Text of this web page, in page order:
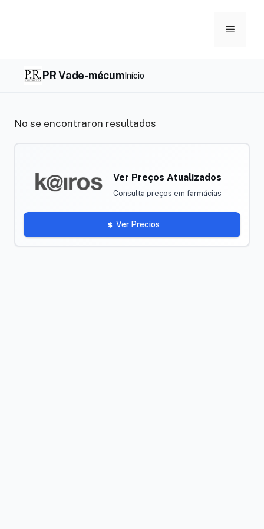
Menu
PR Vade-mécumInício
No se encontraron resultados
Ver Preços Atualizados
Consulta preços em farmácias
Ver Precios